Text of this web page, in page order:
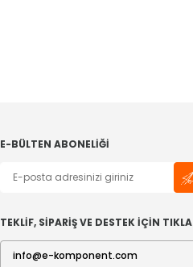
E-BÜLTEN ABONELIĞI
TEKLİF, SİPARİŞ VE DESTEK İÇİN TIKLA